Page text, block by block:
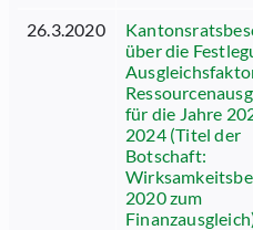
26.3.2020
über die
für die Jahre
2024 (Titel der
Botschaft:
2020 zum